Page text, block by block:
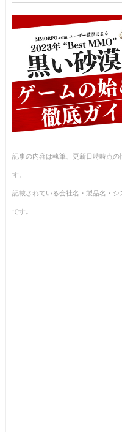
記事の内容は執筆、更新日時時点
す。
記載されている会社名・製品名・
です。